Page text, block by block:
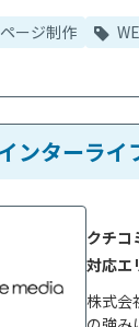
ージ制作
ンターライ
株式会
クチコ
対応エ